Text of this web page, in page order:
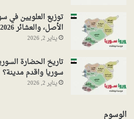
توزيع العلويين في
الأصل، والعشائر 2026
يناير 2, 2026
تاريخ الحضارة
سوريا واقدم مدينة؟
يناير 2, 2026
الوسوم